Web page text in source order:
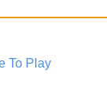
To Play